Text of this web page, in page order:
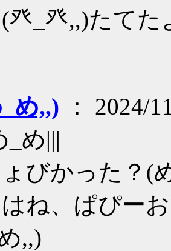
癶_癶,,)たてた
め,,) ： 2024/
め|||
びかった？(
ね、ぱぴー
,,)